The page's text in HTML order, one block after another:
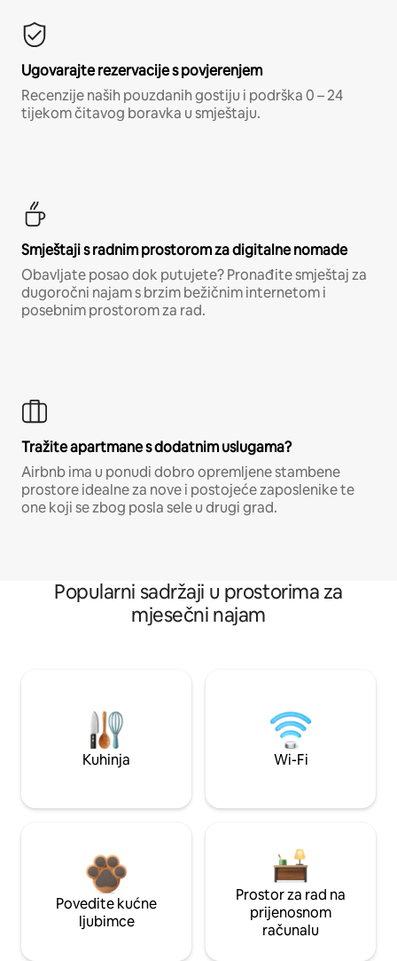
Ugovarajte rezervacije s povjerenjem
Recenzije naših pouzdanih gostiju i podrška 0 – 24
tijekom čitavog boravka u smještaju.
Smještaji s radnim prostorom za digitalne nomade
Obavljate posao dok putujete? Pronađite smještaj za
dugoročni najam s brzim bežičnim internetom i
posebnim prostorom za rad.
Tražite apartmane s dodatnim uslugama?
Airbnb ima u ponudi dobro opremljene stambene
prostore idealne za nove i postojeće zaposlenike te
one koji se zbog posla sele u drugi grad.
Popularni sadržaji u prostorima za
mjesečni najam
Kuhinja Wi-Fi
Povedite kućne
ljubimce
Prostor za rad na
prijenosnom
računalu